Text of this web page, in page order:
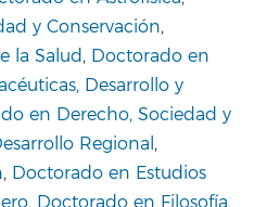
y Conservación,
la Salud, Doctorado en
Desarrollo y
en Derecho, Sociedad y
Regional,
, Doctorado en Estudios
, Doctorado en Filosofía,